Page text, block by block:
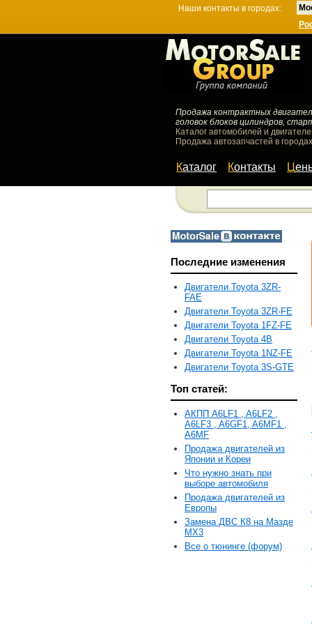
Наши контакты в городах:
Продажа контрактных
головок блоков цилиндров,
Каталог автомобилей и
Продажа автозапчастей в
Каталог Контакты
Последние изменения
Двигатели Toyota 3ZR-
FAE
Двигатели Toyota 3ZR-FE
Двигатели Toyota 1FZ-FE
Двигатели Toyota 4B
Двигатели Toyota 1NZ-FE
Двигатели Toyota 3S-GTE
Топ статей:
АКПП A6LF1 , A6LF2 ,
A6LF3 , A6GF1, A6MF1 ,
A6MF
Продажа двигателей из
Японии и Кореи
Что нужно знать при
выборе автомобиля
Продажа двигателей из
Европы
Замена ДВС К8 на Мазде
MX3
Все о тюнинге (форум)